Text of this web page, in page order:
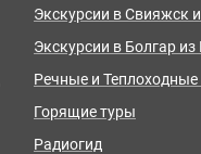
Экскурсии в Свияжск
Экскурсии в Болгар из
Речные и
Горящие туры
Радиогид